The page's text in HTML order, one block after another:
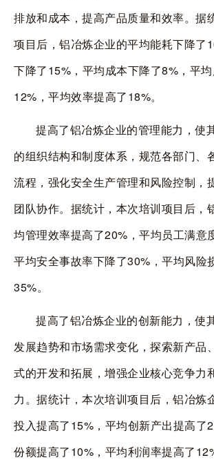
排放和成本，提高产品质量和效率。据
项目后，铝冶炼企业的平均能耗下降了
下降了15% ，平均成本下降了8% ，平
12% ，平均效率提高了18%。
提高了铝冶炼企业的管理能力，使
的组织结构和制度体系，规范各部门、
流程，强化安全生产管理和风险控制，
团队协作。据统计，本次培训项目后，
均管理效率提高了20% ，平均员工满意
平均安全事故率下降了30% ，平均风险
35%。
提高了铝冶炼企业的创新能力，使
发展趋势和市场需求变化，探索新产品
式的开发和拓展，增强企业核心竞争力
力。据统计，本次培训项目后，铝冶炼
投入提高了15% ，平均创新产出提高了
份额提高了10% ，平均利润率提高了